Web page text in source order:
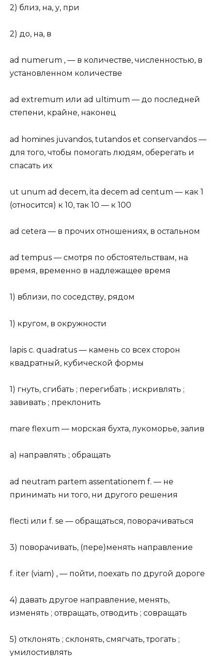
2) близ, на, у, при
2) до, на, в
ad numerum , — в количестве, численностью, в
установленном количестве
ad extremum или ad ultimum — до последней
степени, крайне, наконец
ad homines juvandos, tutandos et conservandos —
для того, чтобы помогать людям, оберегать и
спасать их
ut unum ad decem, ita decem ad centum — как 1
(относится) к 10, так 10 — к 100
ad cetera — в прочих отношениях, в остальном
ad tempus — смотря по обстоятельствам, на
время, временно в надлежащее время
1) вблизи, по соседству, рядом
1) кругом, в окружности
lapis c. quadratus — камень со всех сторон
квадратный, кубической формы
1) гнуть, сгибать ; перегибать ; искривлять ;
завивать ; преклонить
mare flexum — морская бухта, лукоморье, залив
а) направлять ; обращать
ad neutram partem assentationem f. — не
принимать ни того, ни другого решения
flecti или f. se — обращаться, поворачиваться
3) поворачивать, (пере)менять направление
f. iter (viam) , — пойти, поехать по другой дороге
4) давать другое направление, менять,
изменять ; отвращать, отводить ; совращать
5) отклонять ; склонять, смягчать, трогать ;
умилостивлять